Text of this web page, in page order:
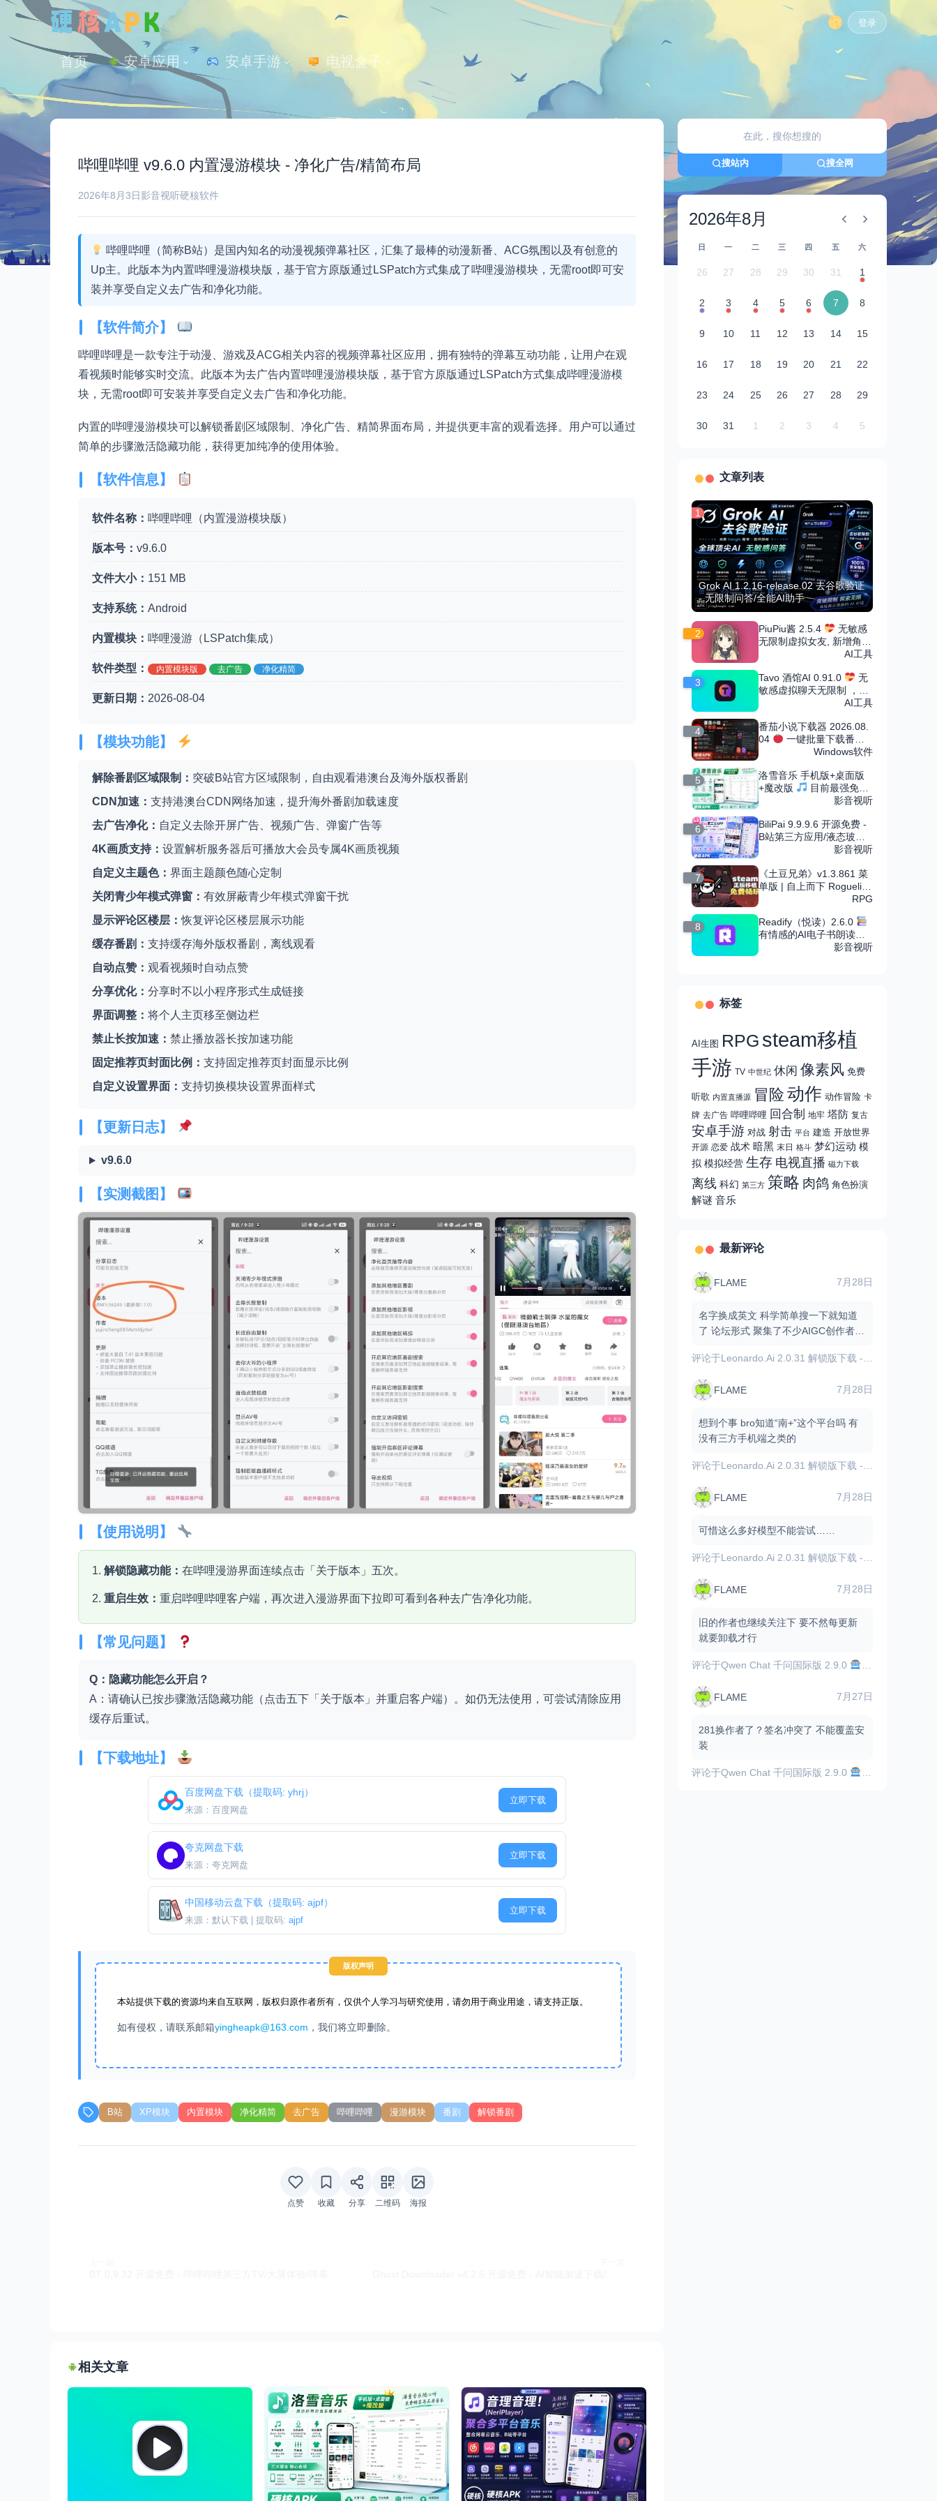
登录
首页 安卓应用 安卓手游 电视盒子
哔哩哔哩 v9.6.0 内置漫游模块 - 净化广告/精简布局
2026年8月3日影音视听硬核软件
哔哩哔哩（简称B站）是国内知名的动漫视频弹幕社区，汇集了最棒的动漫新番、ACG氛围以及有创意的
Up主。此版本为内置哔哩漫游模块版，基于官方原版通过LSPatch方式集成了哔哩漫游模块，无需root即可安
装并享受自定义去广告和净化功能。
【软件简介】
哔哩哔哩是一款专注于动漫、游戏及ACG相关内容的视频弹幕社区应用，拥有独特的弹幕互动功能，让用户在观
看视频时能够实时交流。此版本为去广告内置哔哩漫游模块版，基于官方原版通过LSPatch方式集成哔哩漫游模
块，无需root即可安装并享受自定义去广告和净化功能。
内置的哔哩漫游模块可以解锁番剧区域限制、净化广告、精简界面布局，并提供更丰富的观看选择。用户可以通过
简单的步骤激活隐藏功能，获得更加纯净的使用体验。
【软件信息】
软件名称： 哔哩哔哩（内置漫游模块版）
版本号： v9.6.0
文件大小： 151 MB
支持系统： Android
内置模块： 哔哩漫游（LSPatch集成）
软件类型： 内置模块版 去广告 净化精简
更新日期： 2026-08-04
【模块功能】
解除番剧区域限制： 突破B站官方区域限制，自由观看港澳台及海外版权番剧
CDN加速： 支持港澳台CDN网络加速，提升海外番剧加载速度
去广告净化： 自定义去除开屏广告、视频广告、弹窗广告等
4K画质支持： 设置解析服务器后可播放大会员专属4K画质视频
自定义主题色： 界面主题颜色随心定制
关闭青少年模式弹窗： 有效屏蔽青少年模式弹窗干扰
显示评论区楼层：恢复评论区楼层展示功能
缓存番剧： 支持缓存海外版权番剧，离线观看
自动点赞： 观看视频时自动点赞
分享优化： 分享时不以小程序形式生成链接
界面调整： 将个人主页移至侧边栏
禁止长按加速： 禁止播放器长按加速功能
固定推荐页封面比例： 支持固定推荐页封面显示比例
自定义设置界面： 支持切换模块设置界面样式
【更新日志】
v9.6.0
【实测截图】
【使用说明】
解锁隐藏功能： 在哔哩漫游界面连续点击「关于版本」五次。
重启生效： 重启哔哩哔哩客户端，再次进入漫游界面下拉即可看到各种去广告净化功能。
【常见问题】
Q：隐藏功能怎么开启？
A：请确认已按步骤激活隐藏功能（点击五下「关于版本」并重启客户端）。如仍无法使用，可尝试清除应用
缓存后重试。
【下载地址】
百度网盘下载（提取码: yhrj）
来源：百度网盘
立即下载
夸克网盘下载
来源：夸克网盘
立即下载
中国移动云盘下载（提取码: ajpf）
来源：默认下载 | 提取码: ajpf
立即下载
版权声明
本站提供下载的资源均来自互联网，版权归原作者所有，仅供个人学习与研究使用，请勿用于商业用途，请支持正版。
如有侵权，请联系邮箱yingheapk@163.com ，我们将立即删除。
B站 XP模块 内置模块 净化精简 去广告 哔哩哔哩 漫游模块 番剧 解锁番剧
点赞 收藏 分享 二维码 海报
相关文章
搜站内 搜全网
2026年8月
日 一 二 三 四 五 六
26 27 28 29 30 31 1
2 3 4 5 6 7 8
9 10 11 12 13 14 15
16 17 18 19 20 21 22
23 24 25 26 27 28 29
30 31 1 2 3 4 5
文章列表
1
Grok AI 1.2.16-release.02 去谷歌验证
- 无限制问答/全能AI助手
2 PiuPiu酱 2.5.4
无敏感
无限制虚拟女友, 新增角色
AI工具
3 Tavo 酒馆AI 0.91.0
无
敏感虚拟聊天无限制 ，可
AI工具
4
番茄小说下载器 2026.08.
04
一键批量下载番茄
Windows软件
5
洛雪音乐 手机版+桌面版
+魔改版
目前最强免费
音乐软件，支持无损下载
影音视听
6
BiliPai 9.9.9.6 开源免费 -
B站第三方应用/液态玻璃
影音视听
7
《土豆兄弟》v1.3.861 菜
单版 | 自上而下 Roguelike
RPG
8
Readify（悦读）2.6.0
有情感的AI电子书朗读，
多国语言，支持多格式
影音视听
标签
AI生图 RPG steam移植
手游 TV 中世纪 休闲 像素风 免费
听歌 内置直播源 冒险 动作 动作冒险 卡
牌 去广告 哔哩哔哩 回合制 地牢 塔防 复古
安卓手游 对战 射击 平台 建造 开放世界
开源 恋爱 战术 暗黑 末日 格斗 梦幻运动 模
拟 模拟经营 生存 电视直播 磁力下载
离线 科幻 第三方 策略 肉鸽 角色扮演
解谜 音乐
最新评论
FLAME 7月28日
名字换成英文 科学简单搜一下就知道
了 论坛形式 聚集了不少AIGC创作者和
评论于Leonardo.Ai 2.0.31 解锁版下载 - 内置GPT图像模型/AI图像视频生成
FLAME 7月28日
想到个事 bro知道“南+”这个平台吗 有
没有三方手机端之类的
评论于Leonardo.Ai 2.0.31 解锁版下载 - 内置GPT图像模型/AI图像视频生成
FLAME 7月28日
可惜这么多好模型不能尝试……
评论于Leonardo.Ai 2.0.31 解锁版下载 - 内置GPT图像模型/AI图像视频生成
FLAME 7月28日
旧的作者也继续关注下 要不然每更新
就要卸载才行
评论于Qwen Chat 千问国际版 2.9.0
FLAME 7月27日
281换作者了？签名冲突了 不能覆盖安
装
评论于Qwen Chat 千问国际版 2.9.0